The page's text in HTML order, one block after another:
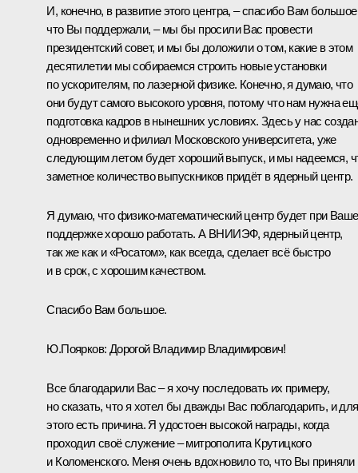
И, конечно, в развитие этого центра, – спасибо Вам
что Вы поддержали, – мы бы просили Вас провести
президентский совет, и мы бы доложили о том, какие в этом
десятилетии мы собираемся строить новые установки
по ускорителям, по лазерной физике. Конечно, я думаю, что
они будут самого высокого уровня, потому что нам нужна
подготовка кадров в нынешних условиях. Здесь у нас
одновременно и филиал Московского университета, уже
следующим летом будет хороший выпуск, и мы надеемся,
заметное количество выпускников придёт в ядерный центр.
Я думаю, что физико-математический центр будет при
поддержке хорошо работать. А ВНИИЭФ, ядерный центр,
так же как и «Росатом», как всегда, сделает всё быстро
и в срок, с хорошим качеством.
Спасибо Вам большое.
Ю.Поярков: Дорогой Владимир Владимирович!
Все благодарили Вас – я хочу последовать их примеру,
но сказать, что я хотел бы дважды Вас поблагодарить, и для
этого есть причина. Я удостоен высокой награды, когда
проходил своё служение – митрополита Крутицкого
и Коломенского. Меня очень вдохновило то, что Вы приняли